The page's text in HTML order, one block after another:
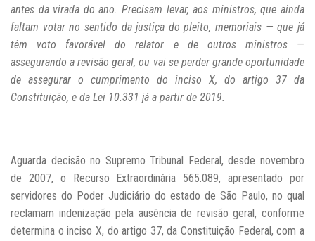
antes da virada do ano. Precisam levar, aos ministros, que ainda
faltam votar no sentido da justiça do pleito, memoriais — que já
têm voto favorável do relator e de outros ministros —
assegurando a revisão geral, ou vai se perder grande oportunidade
de assegurar o cumprimento do inciso X, do artigo 37 da
Constituição, e da Lei 10.331 já a partir de 2019.
Aguarda decisão no Supremo Tribunal Federal, desde novembro
de 2007, o Recurso Extraordinária 565.089, apresentado por
servidores do Poder Judiciário do estado de São Paulo, no qual
reclamam indenização pela ausência de revisão geral, conforme
determina o inciso X, do artigo 37, da Constituição Federal, com a